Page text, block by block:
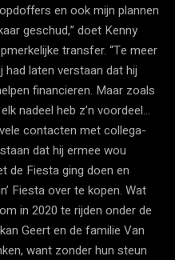
en ook mijn plannen
geschud,” doet Kenny
transfer. “Te meer
laten verstaan dat hij
financieren. Maar zoals
nadeel heb z’n voordeel…
contacten met collega-
dat hij ermee wou
de Fiesta ging doen en
Fiesta over te kopen. Wat
in 2020 te rijden onder de
Geert en de familie Van
want zonder hun steun